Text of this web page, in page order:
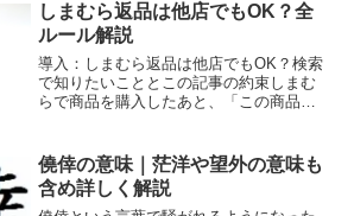
は誰でも経験することですから参考にな
る先輩ママの育児ストレス...
しまむら返品は他店でもOK？全
ルール解説
導入：しまむら返品は他店でもOK？検索
で知りたいこととこの記事の約束しまむ
らで商品を購入したあと、「この商品は
事では、そうした不安や迷いに対して、
結論と判断基準を分かり...
僥倖の意味｜茫洋や望外の意味も
含め詳しく解説